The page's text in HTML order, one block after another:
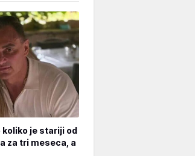
koliko je stariji od
za tri meseca, a